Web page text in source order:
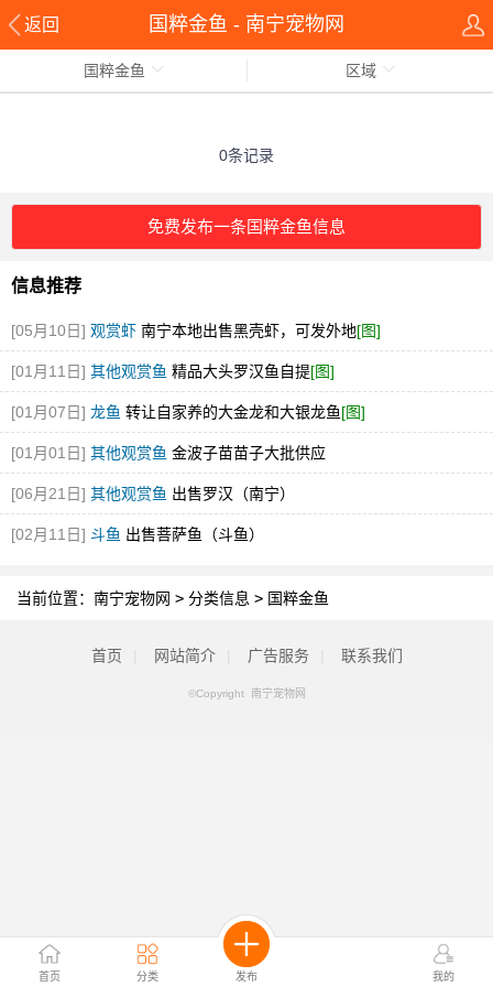
返回 国粹金鱼 - 南宁宠物网
首页 分类 发布 我的
国粹金鱼 区域
0条记录
免费发布一条国粹金鱼信息
信息推荐
[05月10日] 观赏虾 南宁本地出售黑壳虾，可发外地[图]
[01月11日] 其他观赏鱼 精品大头罗汉鱼自提[图]
[01月07日] 龙鱼 转让自家养的大金龙和大银龙鱼[图]
[01月01日] 其他观赏鱼 金波子苗苗子大批供应
[06月21日] 其他观赏鱼 出售罗汉（南宁）
[02月11日] 斗鱼 出售菩萨鱼（斗鱼）
当前位置： 南宁宠物网 > 分类信息 > 国粹金鱼
首页 网站简介 广告服务 联系我们
©Copyright 南宁宠物网